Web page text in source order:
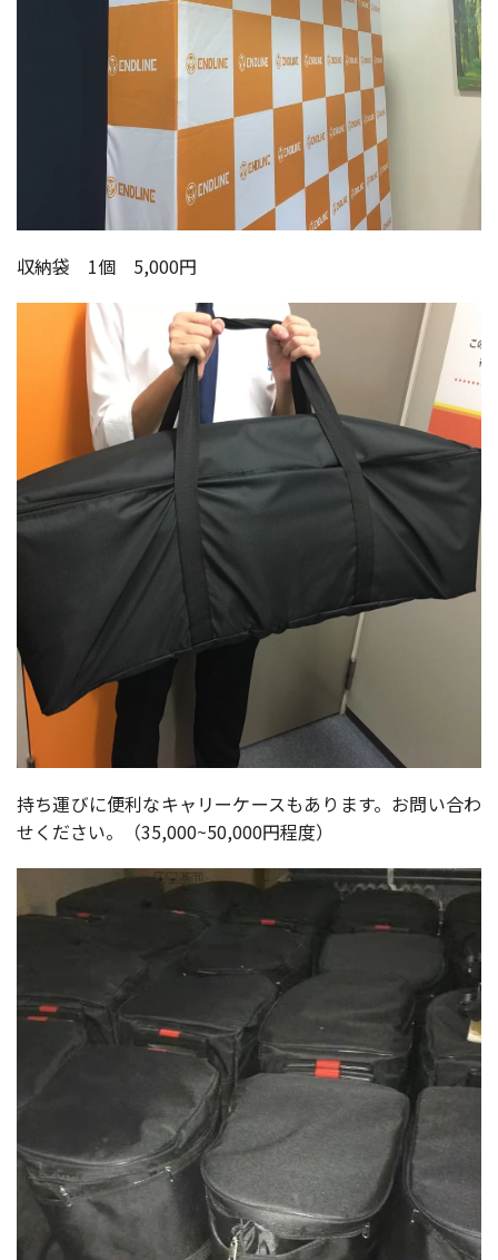
収納袋 1個 5,000円
持ち運びに便利なキャリーケースもあります。お問い合わ
せください。（35,000~50,000円程度）